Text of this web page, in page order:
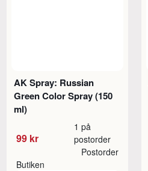
AK Spray: Russian
Green Color Spray (150
ml)
99 kr
1 på
postorder
Butiken
Postorder